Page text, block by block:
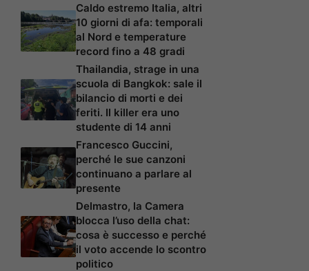
Caldo estremo Italia, altri
10 giorni di afa: temporali
al Nord e temperature
record fino a 48 gradi
Thailandia, strage in una
scuola di Bangkok: sale il
bilancio di morti e dei
feriti. Il killer era uno
studente di 14 anni
Francesco Guccini,
perché le sue canzoni
continuano a parlare al
presente
Delmastro, la Camera
blocca l’uso della chat:
cosa è successo e perché
il voto accende lo scontro
politico